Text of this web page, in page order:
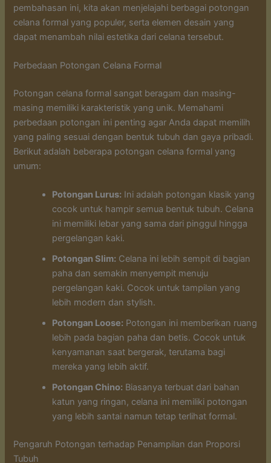
pembahasan ini, kita akan menjelajahi berbagai potongan
celana formal yang populer, serta elemen desain yang
dapat menambah nilai estetika dari celana tersebut.
Perbedaan Potongan Celana Formal
Potongan celana formal sangat beragam dan masing-
masing memiliki karakteristik yang unik. Memahami
perbedaan potongan ini penting agar Anda dapat memilih
yang paling sesuai dengan bentuk tubuh dan gaya pribadi.
Berikut adalah beberapa potongan celana formal yang
umum:
Potongan Lurus: Ini adalah potongan klasik yang
cocok untuk hampir semua bentuk tubuh. Celana
ini memiliki lebar yang sama dari pinggul hingga
pergelangan kaki.
Potongan Slim: Celana ini lebih sempit di bagian
paha dan semakin menyempit menuju
pergelangan kaki. Cocok untuk tampilan yang
lebih modern dan stylish.
Potongan Loose: Potongan ini memberikan ruang
lebih pada bagian paha dan betis. Cocok untuk
kenyamanan saat bergerak, terutama bagi
mereka yang lebih aktif.
Potongan Chino: Biasanya terbuat dari bahan
katun yang ringan, celana ini memiliki potongan
yang lebih santai namun tetap terlihat formal.
Pengaruh Potongan terhadap Penampilan dan Proporsi
Tubuh